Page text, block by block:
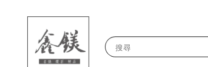
搜尋